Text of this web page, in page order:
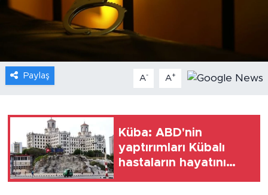
Paylaş A- A+
Küba: ABD'nin
yaptırımları Kübalı
hastaların hayatını
Sağlık
Foto Haber
Xinhua Türkiye
Seyahat